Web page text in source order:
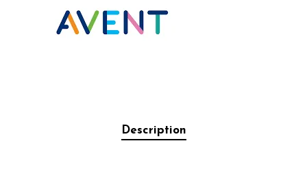
Description